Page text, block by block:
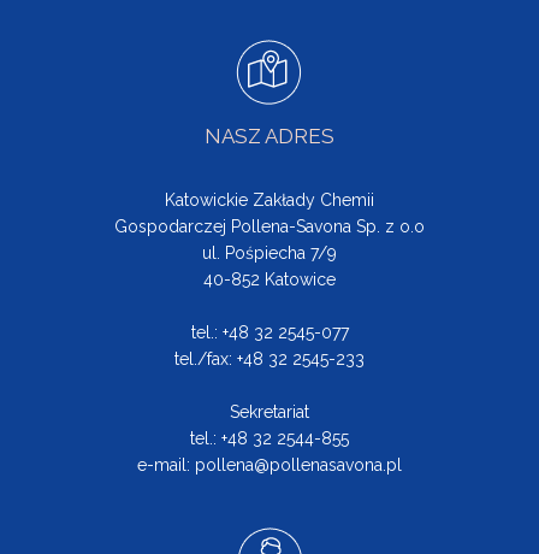
NASZ ADRES
Katowickie Zakłady Chemii
Gospodarczej Pollena-Savona Sp. z o.o
ul. Pośpiecha 7/9
40-852 Katowice
tel.: +48 32 2545-077
tel./fax: +48 32 2545-233
Sekretariat
tel.: +48 32 2544-855
e-mail: pollena@pollenasavona.pl